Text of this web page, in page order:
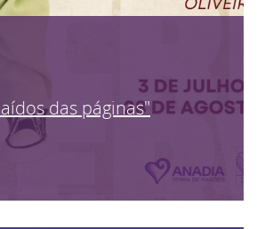
das páginas"